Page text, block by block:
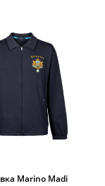
Marino Madi